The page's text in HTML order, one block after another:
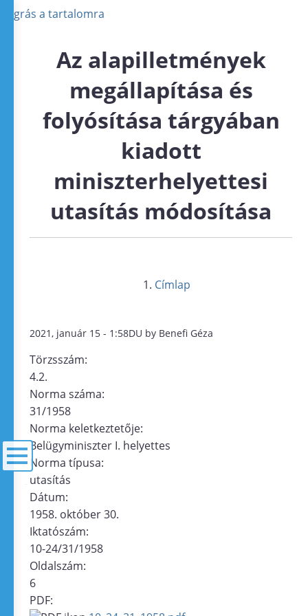
Ugrás a tartalomra
Az alapilletmények
megállapítása és
folyósítása tárgyában
kiadott
miniszterhelyettesi
utasítás módosítása
Címlap
2021, január 15 - 1:58DU by Benefi Géza
Törzsszám:
4.2.
Norma száma:
31/1958
Norma keletkeztetője:
Belügyminiszter I. helyettes
Norma típusa:
utasítás
Dátum:
1958. október 30.
Iktatószám:
10-24/31/1958
Oldalszám:
6
PDF: